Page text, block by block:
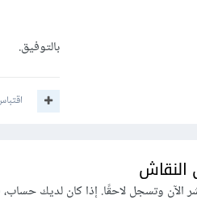
بالتوفيق.
النقاش
الآن وتسجل لاحقًا. إذا كان لديك حساب،